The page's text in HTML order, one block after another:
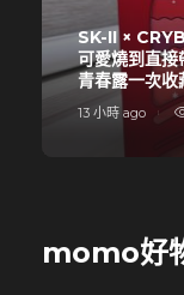
SK-II ×
可愛燒到直接
青春露一次收
13 小時 ago
momo好